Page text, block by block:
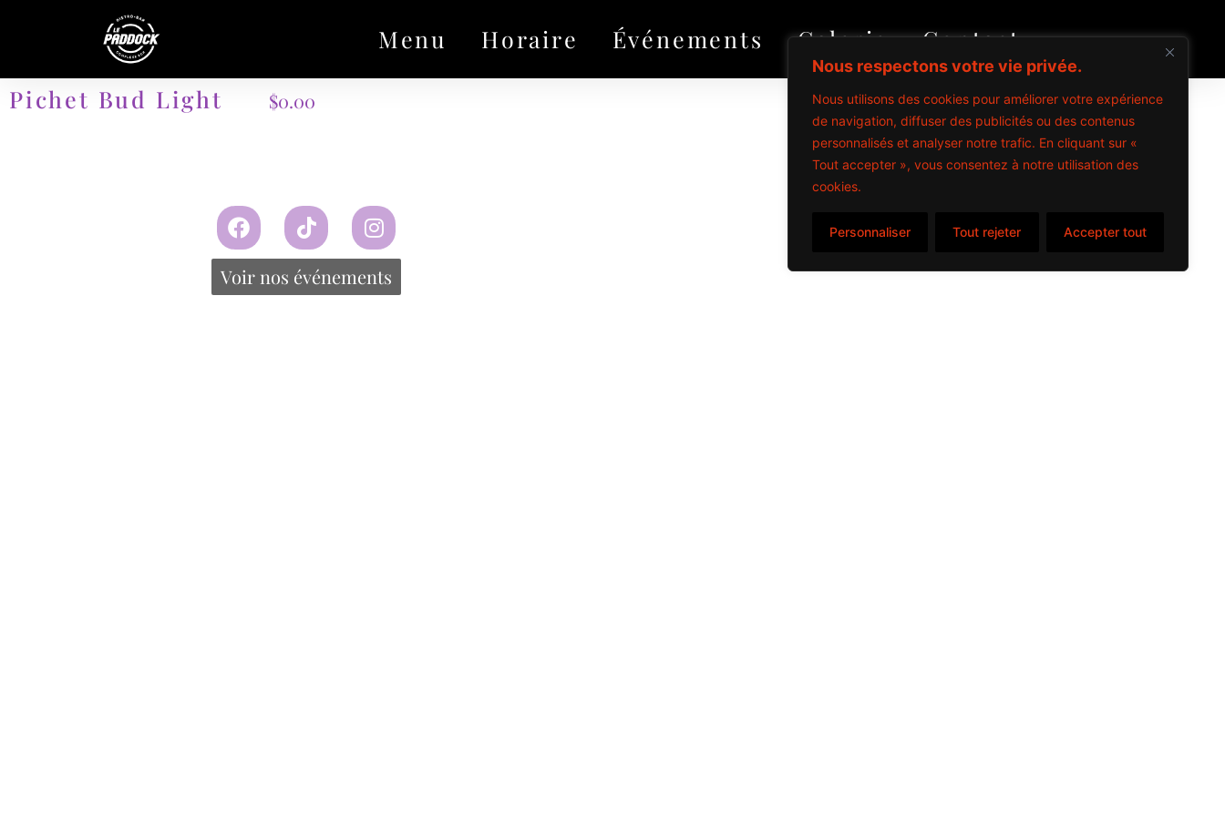
Nous respectons votre vie privée.
Nous utilisons des cookies pour améliorer votre expérience
de navigation, diffuser des publicités ou des contenus
personnalisés et analyser notre trafic. En cliquant sur «
Tout accepter », vous consentez à notre utilisation des
cookies.
Personnaliser Tout rejeter Accepter tout
Menu Horaire Événements Galerie Contact
Pichet Bud Light $0.00
Voir nos événements
Propulsé par Miitems
Tous droits réservés – 2024